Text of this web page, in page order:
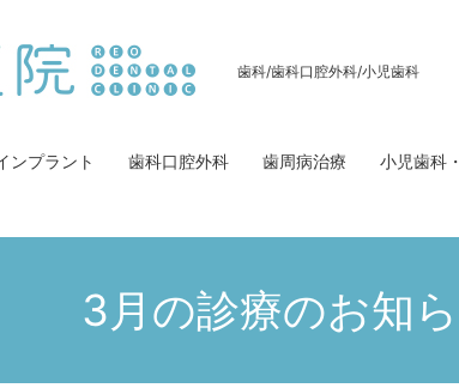
歯科/歯科口腔外科/小児歯科
ンプラント 歯科口腔外科 歯周病治療 小児歯科
3月の診療のお知